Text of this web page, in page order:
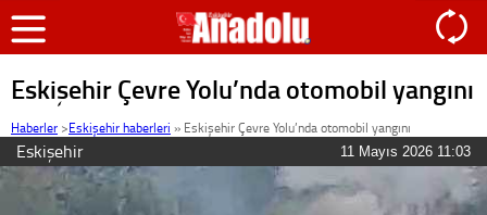
Eskişehir Çevre Yolu’nda otomobil yangını
Haberler >Eskişehir haberleri » Eskişehir Çevre Yolu’nda otomobil yangını
Eskişehir 11 Mayıs 2026 11:03